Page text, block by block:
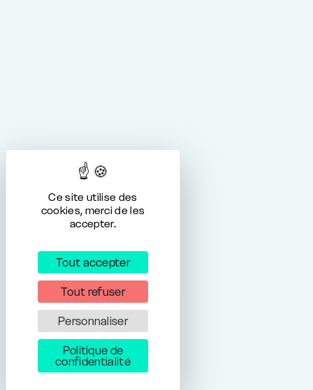
Ce site utilise des
cookies, merci de les
accepter.
Tout accepter
Tout refuser
Personnaliser
Politique de
confidentialité